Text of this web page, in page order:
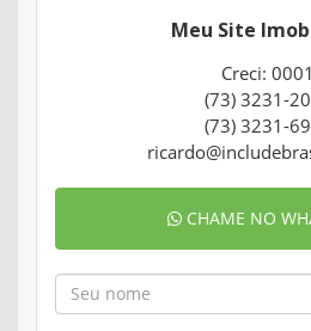
Meu Site
Creci: 0001
(73) 3231-
(73) 3231-
CHAME NO